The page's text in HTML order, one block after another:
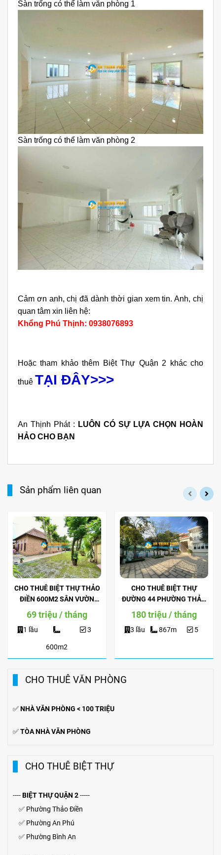
Sàn trống có thể làm văn phòng 1
Sàn trống có thể làm văn phòng 2
Cảm ơn anh, chị đã dành thời gian xem tin. Anh, chị
quan tâm xin liên hệ:
Khổng Phú Thịnh: 0938076893
Hoặc tham khảo thêm Biệt Thự Quận 2 khác cho
thuê TẠI ĐÂY>>>
An Thịnh Phát : LUÔN CÓ SỰ LỰA CHỌN HOÀN
HẢO CHO BẠN
Sản phẩm liên quan
CHO THUÊ BIỆT THỰ THẢO
ĐIỀN 600M2 SÂN VƯỜN
RỘNG
69 triệu / tháng
1 lầu
600m2
3
CHO THUÊ BIỆT THỰ
ĐƯỜNG 44 PHƯỜNG THẢO
ĐIỀN
180 triệu / tháng
3 lầu 867m 5
CHO THUÊ VĂN PHÒNG
✅NHÀ VĂN PHÒNG < 100 TRIỆU
✅TÒA NHÀ VĂN PHÒNG
CHO THUÊ BIỆT THỰ
----BIỆT THỰ QUẬN 2-----
✅ Phường Thảo Điền
✅ Phường An Phú
✅ Phường Bình An